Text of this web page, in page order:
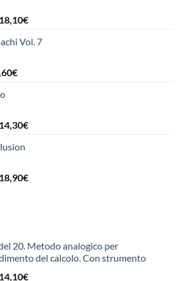
Il
18,10€Il
attuale
Vol. 7
€Il
5,60€.
Il
15,00€.
14,30€Il
14,30€.
Il
18,90€Il
20. Metodo analogico per
del calcolo. Con strumento
Il
14,10€Il